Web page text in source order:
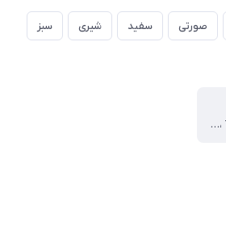
صورتی سفید شیری سبز
ساختار: نرم، TPU ، سطح پوشش: قاب پشتی , لبه چپ , لبه پایینی , حفاظت از دکمه ها , لبه راست , لبه بالایی ، قابلیت های ویژه: ، - دسترسی آسان به درگاه ها ، - وزن و ضخامت کم ، - مقاوم در برابر ضربه ، - دارای حاشیه های زیبا و براق ، - داری محافظ لنز برای دوربین ، - انعطاف پذیری بالا